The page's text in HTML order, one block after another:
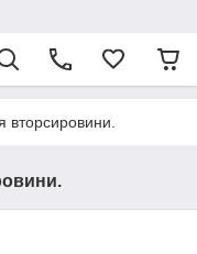
вторсировини.